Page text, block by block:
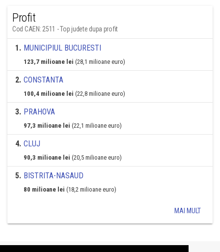
Profit
Cod CAEN: 2511 - Top judete dupa profit
1. MUNICIPIUL BUCURESTI
123,7 milioane lei (28,1 milioane euro)
2. CONSTANTA
100,4 milioane lei (22,8 milioane euro)
3. PRAHOVA
97,3 milioane lei (22,1 milioane euro)
4. CLUJ
90,3 milioane lei (20,5 milioane euro)
5. BISTRITA-NASAUD
80 milioane lei (18,2 milioane euro)
MAI MULT